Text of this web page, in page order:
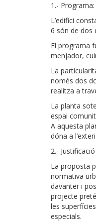
1.- Programa:
L’edifici
6 són de dos
El programa
menjador,
La
només dos
realitza a
La planta
espai
A aquesta
dóna a
2.-
La proposta
normativa
davanter i
projecte
les
especials.